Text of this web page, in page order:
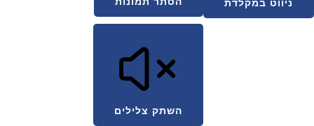
ניווט במקלדת
השתק צלילים